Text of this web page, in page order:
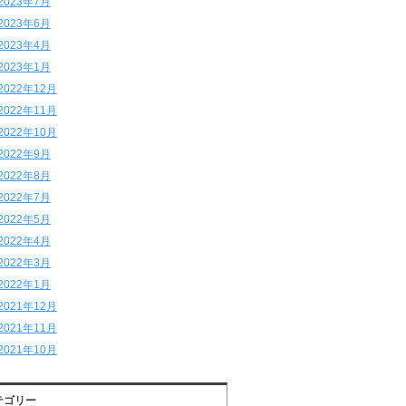
年6月
年4月
年1月
年12月
年11月
年10月
年9月
年8月
年7月
年5月
年4月
年3月
年1月
年12月
年11月
年10月
ゴリー